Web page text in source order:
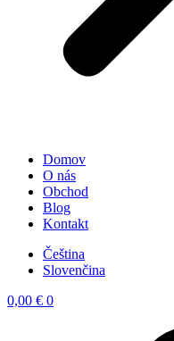
Domov
O nás
Obchod
Blog
Kontakt
Čeština
Slovenčina
0,00 € 0